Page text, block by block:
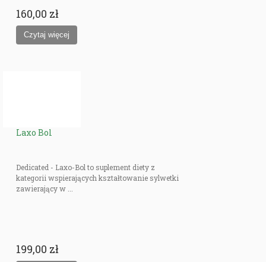
160,00 zł
Laxo Bol
Dedicated - Laxo-Bol to suplement diety z
kategorii wspierających kształtowanie sylwetki
zawierający w ...
199,00 zł